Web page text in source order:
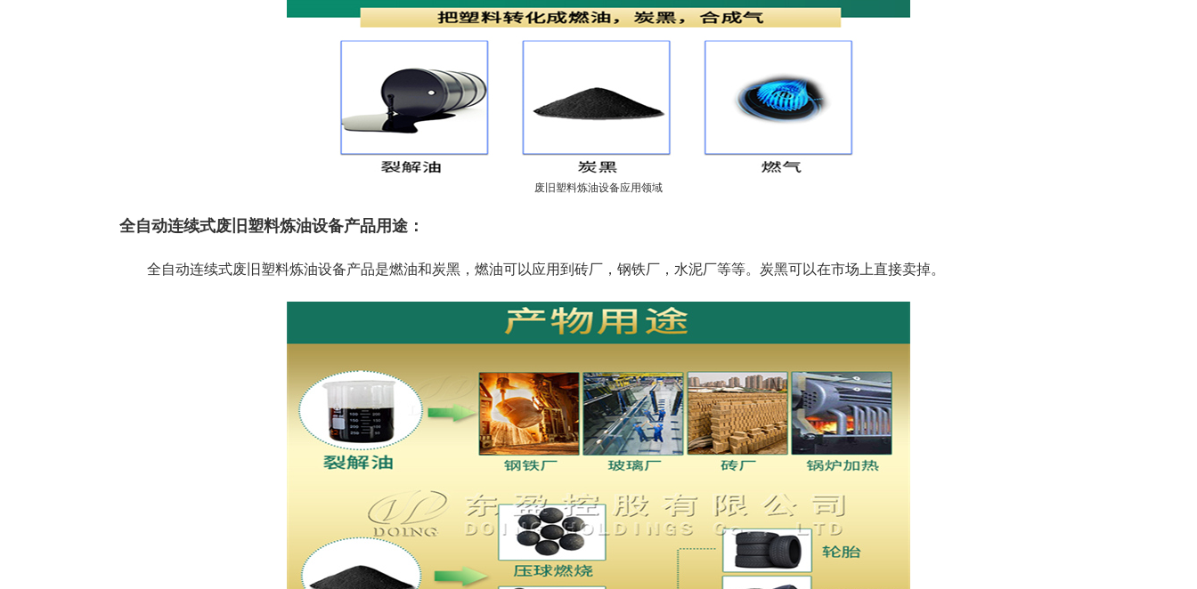
废旧塑料炼油设备应用领域
全自动连续式废旧塑料炼油设备产品用途：
全自动连续式废旧塑料炼油设备产品是燃油和炭黑，燃油可以应用到砖厂，钢铁厂，水泥厂等等。炭黑可以在市场上直接卖掉。